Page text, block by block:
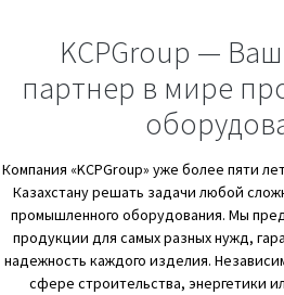
KCPGroup —
партнер в мире
Компания «KCPGroup» уже более пяти
Казахстану решать задачи любой
промышленного оборудования. Мы
продукции для самых разных нужд,
надежность каждого изделия.
сфере строительства, энергетики